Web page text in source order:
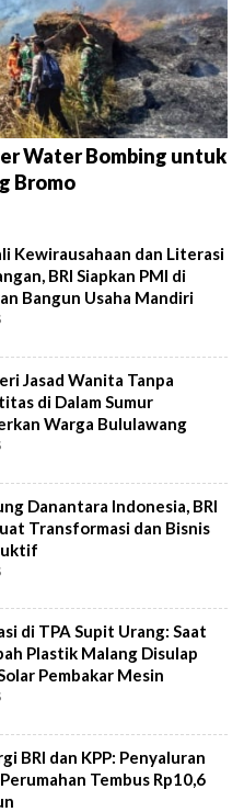
Water Bombing untuk
Bromo
Kewirausahaan dan Literasi
BRI Siapkan PMI di
Bangun Usaha Mandiri
Jasad Wanita Tanpa
di Dalam Sumur
Warga Bululawang
Danantara Indonesia, BRI
Transformasi dan Bisnis
di TPA Supit Urang: Saat
Plastik Malang Disulap
Pembakar Mesin
BRI dan KPP: Penyaluran
Tembus Rp10,6